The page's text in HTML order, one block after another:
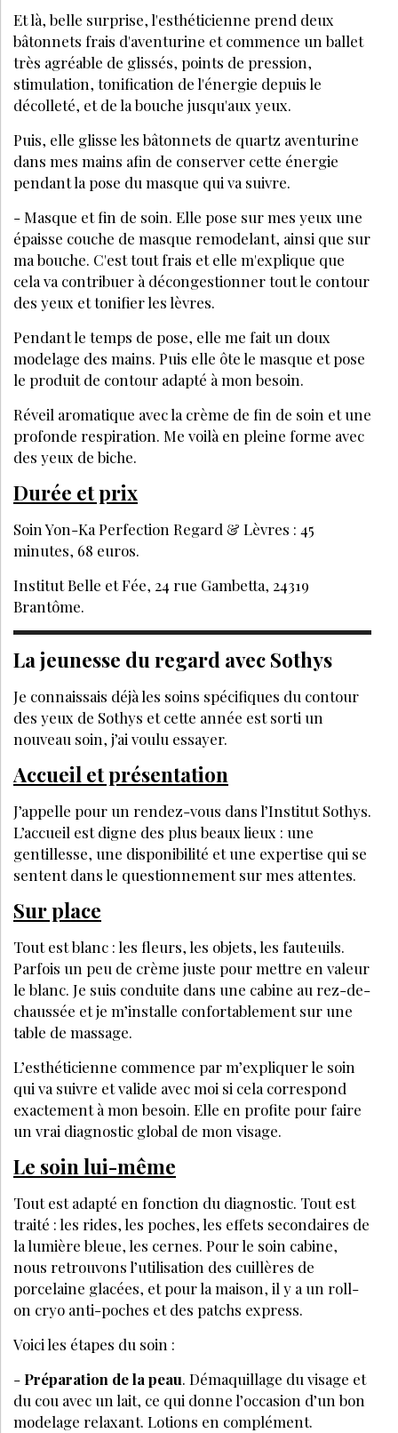
Et là, belle surprise, l'esthéticienne prend deux
bâtonnets frais d'aventurine et commence un ballet
très agréable de glissés, points de pression,
stimulation, tonification de l'énergie depuis le
décolleté, et de la bouche jusqu'aux yeux.
Puis, elle glisse les bâtonnets de quartz aventurine
dans mes mains afin de conserver cette énergie
pendant la pose du masque qui va suivre.
- Masque et fin de soin. Elle pose sur mes yeux une
épaisse couche de masque remodelant, ainsi que sur
ma bouche. C'est tout frais et elle m'explique que
cela va contribuer à décongestionner tout le contour
des yeux et tonifier les lèvres.
Pendant le temps de pose, elle me fait un doux
modelage des mains. Puis elle ôte le masque et pose
le produit de contour adapté à mon besoin.
Réveil aromatique avec la crème de fin de soin et une
profonde respiration. Me voilà en pleine forme avec
des yeux de biche.
Durée et prix
Soin Yon-Ka Perfection Regard & Lèvres : 45
minutes, 68 euros.
Institut Belle et Fée, 24 rue Gambetta, 24319
Brantôme.
La jeunesse du regard avec Sothys
Je connaissais déjà les soins spécifiques du contour
des yeux de Sothys et cette année est sorti un
nouveau soin, j’ai voulu essayer.
Accueil et présentation
J’appelle pour un rendez-vous dans l’Institut Sothys.
L’accueil est digne des plus beaux lieux : une
gentillesse, une disponibilité et une expertise qui se
sentent dans le questionnement sur mes attentes.
Sur place
Tout est blanc : les fleurs, les objets, les fauteuils.
Parfois un peu de crème juste pour mettre en valeur
le blanc. Je suis conduite dans une cabine au rez-de-
chaussée et je m’installe confortablement sur une
table de massage.
L’esthéticienne commence par m’expliquer le soin
qui va suivre et valide avec moi si cela correspond
exactement à mon besoin. Elle en profite pour faire
un vrai diagnostic global de mon visage.
Le soin lui-même
Tout est adapté en fonction du diagnostic. Tout est
traité : les rides, les poches, les effets secondaires de
la lumière bleue, les cernes. Pour le soin cabine,
nous retrouvons l’utilisation des cuillères de
porcelaine glacées, et pour la maison, il y a un roll-
on cryo anti-poches et des patchs express.
Voici les étapes du soin :
-Préparation de la peau. Démaquillage du visage et
du cou avec un lait, ce qui donne l’occasion d’un bon
modelage relaxant. Lotions en complément.